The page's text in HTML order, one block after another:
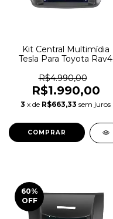
Kit Central Multimídia
Tesla Para Toyota Rav4
R$4.990,00
R$1.990,00
3 x de R$663,33 sem juros
60%
OFF